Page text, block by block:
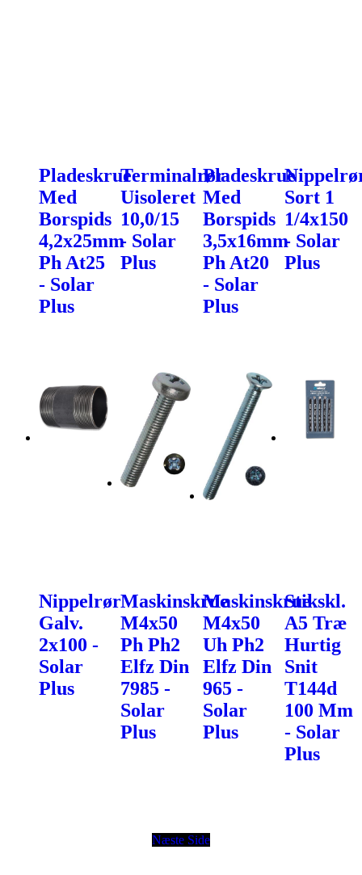
Pladeskrue
Med
Borspids
4,2x25mm
Ph At25
- Solar
Plus
Terminalrør
Uisoleret
10,0/15
- Solar
Plus
Pladeskrue
Med
Borspids
3,5x16mm
Ph At20
- Solar
Plus
Sort 1
1/4x150
- Solar
Plus
Nippelrør
Galv.
2x100 -
Solar
Plus
Maskinskrue
M4x50
Ph Ph2
Elfz Din
7985 -
Solar
Plus
Maskinskrue
M4x50
Uh Ph2
Elfz Din
965 -
Solar
Plus
Stikskl.
A5 Træ
Hurtig
Snit
T144d
100 Mm
- Solar
Plus
Næste Side